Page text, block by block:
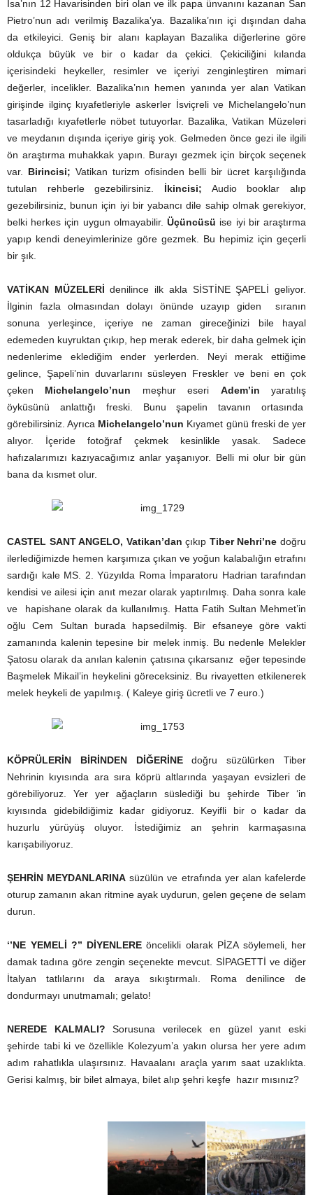
İsa’nın 12 Havarisinden biri olan ve ilk papa ünvanını kazanan San
Pietro’nun adı verilmiş Bazalika’ya. Bazalika’nın içi dışından daha
da etkileyici. Geniş bir alanı kaplayan Bazalika diğerlerine göre
oldukça büyük ve bir o kadar da çekici. Çekiciliğini kılanda
içerisindeki heykeller, resimler ve içeriyi zenginleştiren mimari
değerler, incelikler. Bazalika’nın hemen yanında yer alan Vatikan
girişinde ilginç kıyafetleriyle askerler İsviçreli ve Michelangelo’nun
tasarladığı kıyafetlerle nöbet tutuyorlar. Bazalika, Vatikan Müzeleri
ve meydanın dışında içeriye giriş yok. Gelmeden önce gezi ile ilgili
ön araştırma muhakkak yapın. Burayı gezmek için birçok seçenek
var. Birincisi; Vatikan turizm ofisinden belli bir ücret karşılığında
tutulan rehberle gezebilirsiniz. İkincisi; Audio booklar alıp
gezebilirsiniz, bunun için iyi bir yabancı dile sahip olmak gerekiyor,
belki herkes için uygun olmayabilir.Üçüncüsü ise iyi bir araştırma
yapıp kendi deneyimlerinize göre gezmek. Bu hepimiz için geçerli
bir şık.
VATİKAN MÜZELERİ denilince ilk akla SİSTİNE ŞAPELİ geliyor.
İlginin fazla olmasından dolayı önünde uzayıp giden sıranın
sonuna yerleşince, içeriye ne zaman gireceğinizi bile hayal
edemeden kuyruktan çıkıp, hep merak ederek, bir daha gelmek için
nedenlerime eklediğim ender yerlerden. Neyi merak ettiğime
gelince, Şapeli’nin duvarlarını süsleyen Freskler ve beni en çok
çeken Michelangelo’nun meşhur eseri Adem’inyaratılış
öyküsünü anlattığı freski. Bunu şapelin tavanın ortasında
görebilirsiniz. Ayrıca Michelangelo’nun Kıyamet günü freski de yer
alıyor. İçeride fotoğraf çekmek kesinlikle yasak. Sadece
hafızalarımızı kazıyacağımız anlar yaşanıyor. Belli mi olur bir gün
bana da kısmet olur.
CASTEL SANT ANGELO, Vatikan’dan çıkıp Tiber Nehri’ne doğru
ilerlediğimizde hemen karşımıza çıkan ve yoğun kalabalığın etrafını
sardığı kale MS. 2. Yüzyılda Roma İmparatoru Hadrian tarafından
kendisi ve ailesi için anıt mezar olarak yaptırılmış. Daha sonra kale
ve hapishane olarak da kullanılmış. Hatta Fatih Sultan Mehmet’in
oğlu Cem Sultan burada hapsedilmiş. Bir efsaneye göre vakti
zamanında kalenin tepesine bir melek inmiş. Bu nedenle Melekler
Şatosu olarak da anılan kalenin çatısına çıkarsanız eğer tepesinde
Başmelek Mikail’in heykelini göreceksiniz. Bu rivayetten etkilenerek
melek heykeli de yapılmış. ( Kaleye giriş ücretli ve 7 euro.)
KÖPRÜLERİN BİRİNDEN DİĞERİNEdoğru süzülürken Tiber
Nehrinin kıyısında ara sıra köprü altlarında yaşayan evsizleri de
görebiliyoruz. Yer yer ağaçların süslediği bu şehirde Tiber ‘in
kıyısında gidebildiğimiz kadar gidiyoruz. Keyifli bir o kadar da
huzurlu yürüyüş oluyor. İstediğimiz an şehrin karmaşasına
karışabiliyoruz.
ŞEHRİN MEYDANLARINA süzülün ve etrafında yer alan kafelerde
oturup zamanın akan ritmine ayak uydurun, gelen geçene de selam
durun.
‘’NE YEMELİ ?’’ DİYENLEREöncelikli olarak PİZA söylemeli, her
damak tadına göre zengin seçenekte mevcut. SİPAGETTİ ve diğer
İtalyan tatlılarını da araya sıkıştırmalı. Roma denilince de
dondurmayı unutmamalı; gelato!
NEREDE KALMALI? Sorusuna verilecek en güzel yanıt eski
şehirde tabi ki ve özellikle Kolezyum’a yakın olursa her yere adım
adım rahatlıkla ulaşırsınız. Havaalanı araçla yarım saat uzaklıkta.
Gerisi kalmış, bir bilet almaya, bilet alıp şehri keşfe hazır mısınız?